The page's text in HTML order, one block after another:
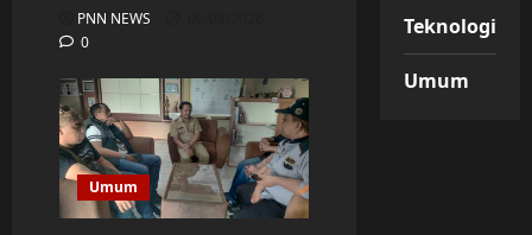
PNN NEWS
0
Umum
Teknologi
Umum